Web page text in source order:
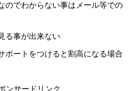
のでわからない事はメール等での
る事が出来ない
ポートをつけると割高になる場合
ンサードリンク